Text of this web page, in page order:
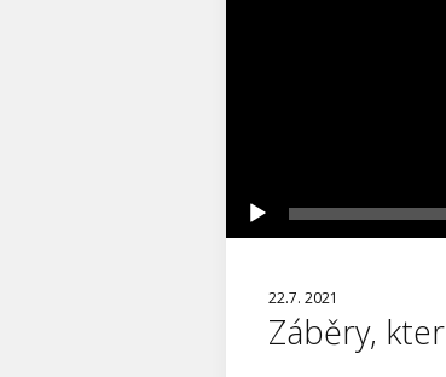
22.7. 2021
Záběry,